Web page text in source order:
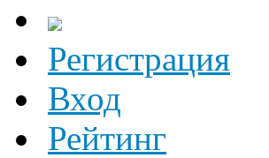
Регистрация
Вход
Рейтинг